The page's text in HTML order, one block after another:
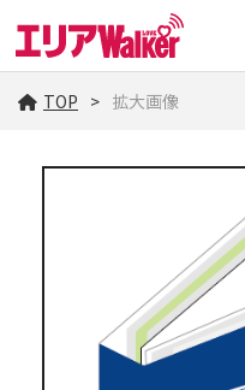
TOP 拡大画像